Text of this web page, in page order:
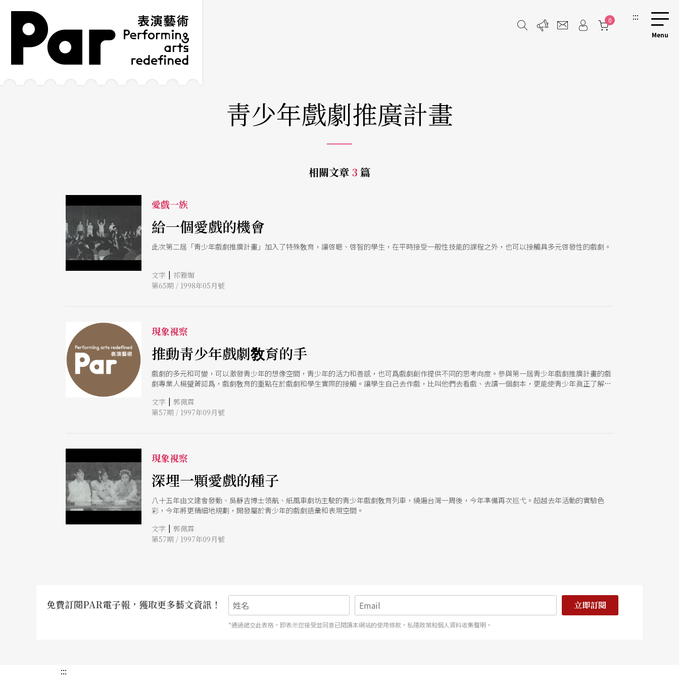
跳到主要內容區塊
網站導覽
0 :::
靑少年戲劇推廣計畫
相關文章 3 篇
愛戲一族
給一個愛戲的機會
此次第二屆「靑少年戲劇推廣計畫」加入了特殊敎育，讓啓聰、啓智的學生，在平時接受一般性技能的課程之外，也可以接觸具多元啓發性的戲劇。
文字 | 祁雅媚
第65期 / 1998年05月號
現象視察
推動靑少年戲劇敎育的手
戲劇的多元和可變，可以激發靑少年的想像空間，靑少年的活力和善感，也可爲戲劇創作提供不同的思考向度。參與第一屆靑少年戲劇推廣計畫的戲
劇專業人楊璧菁認爲，戲劇敎育的重點在於戲劇和學生實際的接觸。讓學生自己去作戲，比叫他們去看戲、去讀一個劇本，更能使靑少年眞正了解和
包括戲劇老師和學生都必須不斷的和學校及家長溝通，以取得兩造之間的平衡。 聯考之前事事皆休 另一位戲劇專業人才柳文娟強調，戲劇可以幫助
靑少年把心打開，靑少年戲劇應該關心的不是演出規模的大小，而是靑少年在參與戲劇活動的過程中是不是快樂的。她帶的學校是升學學校，課業壓
少年的影響是潛在的。 絢爛之後煙雲俱散 同樣參與戲劇推廣活動的專業人林士堯則指出，以他實際參與的經驗來看，他認爲靑少年戲劇推展的眞正
困境，不在於演出經費的多少，也不在於學生參與熱情的多寡，而在於如何延續。他說，靑少年戲劇或許可以一屆一屆的辦下去，但是當這些學生走
出校門之後呢？並沒有一個眞正的靑少年劇團可以收納他們的活力和創造力。台灣現有的劇團，商業的隨俗從衆，學院派的孤高和寡，眞正適合靑少
年階段的，似乎沒有幾個。雖然在有心人士的推動之下，靑少年戲劇推廣計畫已經邁入第二年，但是，他擔憂會像發射高空煙火一般，光芒瞬間璀璨
但無法恆久。 特約採訪｜郭佩霖
文字 | 郭佩霖
第57期 / 1997年09月號
現象視察
深埋一顆愛戲的種子
八十五年由文建會發動、吳靜吉博士領航、紙風車劇坊主駛的靑少年戲劇敎育列車，繞遍台灣一周後，今年準備再次巡弋。超越去年活動的實驗色
彩，今年將更精細地規劃，開發屬於靑少年的戲劇語彙和表現空間。
文字 | 郭佩霖
第57期 / 1997年09月號
免費訂閱PAR電子報，獲取更多藝文資訊！ 立即訂閱
*通過遞交此表格，即表示您接受並同意已閱讀本網站的使用條款，私隱政策和個人資料收集聲明。
:::